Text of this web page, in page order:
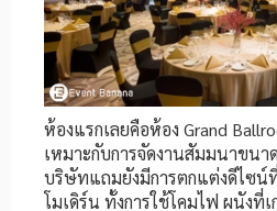
ห้องแรกเลยคือห้อง Grand
เหมาะกับการจัดงานสัมมนาขนา
บริษัทแถมยังมีการตกแต่งดีไซน์
โมเดิร์น ทั้งการใช้โคมไฟ ผนังที่เ